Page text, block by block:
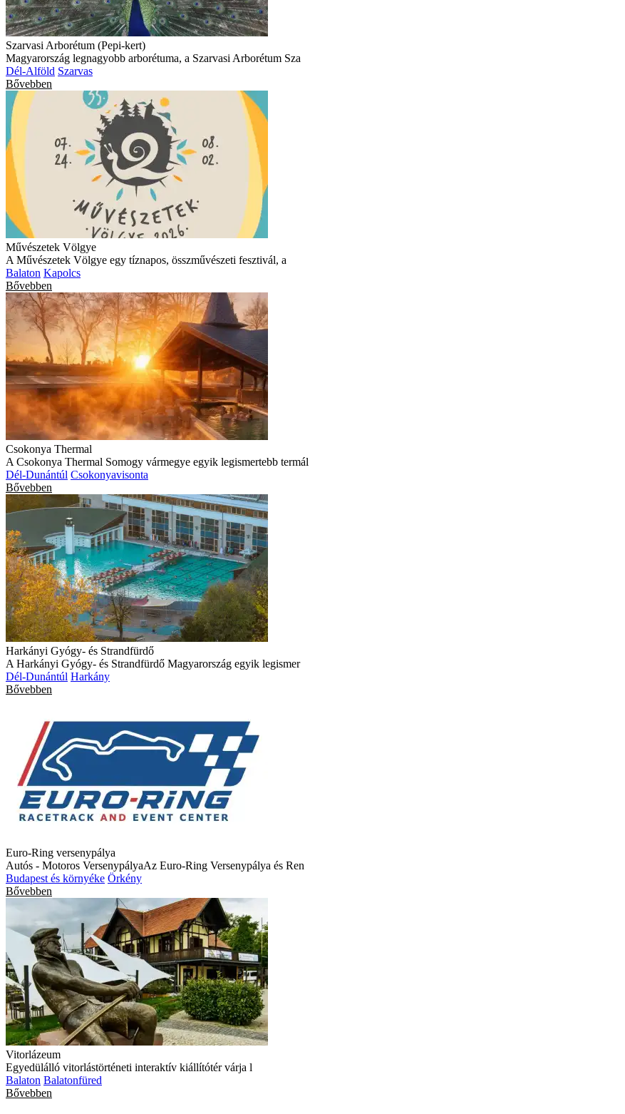
Szarvasi Arborétum (Pepi-kert)
Magyarország legnagyobb arborétuma, a Szarvasi Arborétum Sza
Dél-Alföld Szarvas
Bővebben
Művészetek Völgye
A Művészetek Völgye egy tíznapos, összművészeti fesztivál, a
Balaton Kapolcs
Bővebben
Csokonya Thermal
A Csokonya Thermal Somogy vármegye egyik legismertebb termál
Dél-Dunántúl Csokonyavisonta
Bővebben
Harkányi Gyógy- és Strandfürdő
A Harkányi Gyógy- és Strandfürdő Magyarország egyik legismer
Dél-Dunántúl Harkány
Bővebben
Euro-Ring versenypálya
Autós - Motoros VersenypályaAz Euro-Ring Versenypálya és Ren
Budapest és környéke Örkény
Bővebben
Vitorlázeum
Egyedülálló vitorlástörténeti interaktív kiállítótér várja l
Balaton Balatonfüred
Bővebben